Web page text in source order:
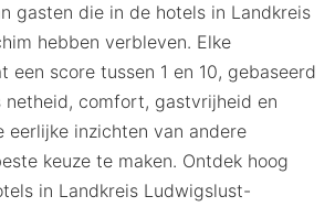
gasten die in de hotels in Landkreis
hebben verbleven. Elke
een score tussen 1 en 10, gebaseerd
netheid, comfort, gastvrijheid en
eerlijke inzichten van andere
keuze te maken. Ontdek hoog
in Landkreis Ludwigslust-